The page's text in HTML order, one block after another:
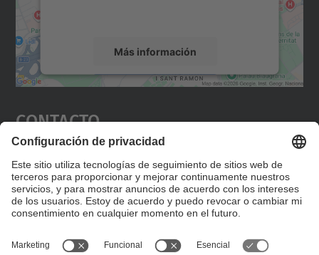
Más información
Aceptar
powered by
Contacto
Editad en la página "Contacto personalizado", que
encontraréis en la raíz de español, vuestros datos
personalizados de contacto.
Formulario de contacto